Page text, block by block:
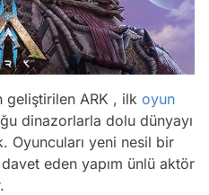
geliştirilen ARK , ilk oyun
dinazorlarla dolu dünyayı
Oyuncuları yeni nesil bir
eden yapım ünlü aktör